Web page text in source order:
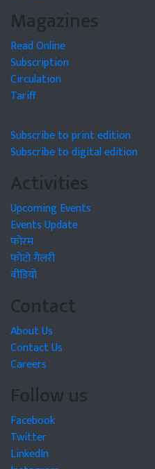
Magazines
Read Online
Subscription
Circulation
Tariff
Subscribe to print edition
Subscribe to digital edition
Activities
Upcoming Events
Events Update
फोरम
फोटो गैलरी
वीडियो
Contact
About Us
Contact Us
Careers
Follow us
Facebook
Twitter
LinkedIn